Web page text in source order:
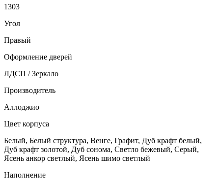
1303
Угол
Правый
Оформление дверей
ЛДСП / Зеркало
Производитель
Аллоджио
Цвет корпуса
Белый, Белый структура, Венге, Графит, Дуб крафт белый,
Дуб крафт золотой, Дуб сонома, Светло бежевый, Серый,
Ясень анкор светлый, Ясень шимо светлый
Наполнение